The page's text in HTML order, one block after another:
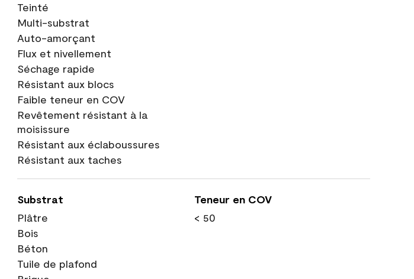
Teinté
Multi-substrat
Auto-amorçant
Flux et nivellement
Séchage rapide
Résistant aux blocs
Faible teneur en COV
Revêtement résistant à la
moisissure
Résistant aux éclaboussures
Résistant aux taches
Substrat
Plâtre
Bois
Béton
Tuile de plafond
Teneur en COV
< 50